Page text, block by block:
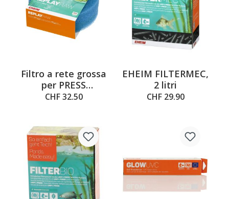
Filtro a rete grossa
per PRESS
7000/10000
CHF 32.50
EHEIM FILTERMEC,
2 litri
CHF 29.90